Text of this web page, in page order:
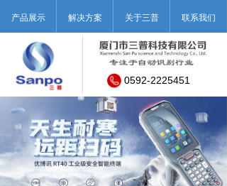
产品展示 解决方案 关于三普 联系我们
0592-2225451